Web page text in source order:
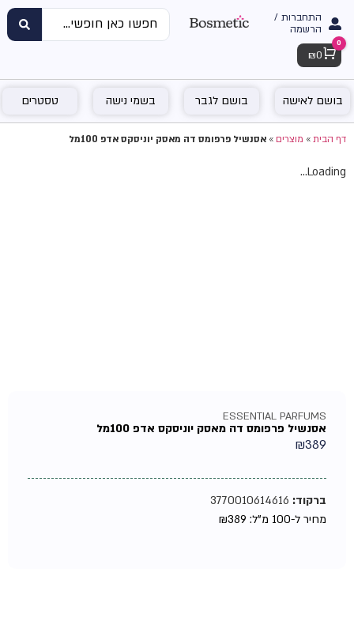
התחברות /
הרשמה
Cart
0
₪ 0
בושם לאישה בושם לגבר בשמי נישה טסטרים
דף הבית»מוצרים»אסנשיל פרפומס דה מאסק יוניסקס אדפ 100מל
Loading...
ESSENTIAL PARFUMS
אסנשיל פרפומס דה מאסק יוניסקס אדפ 100מל
₪389
ברקוד:3770010614616
מחיר ל-100 מ"ל:
₪389